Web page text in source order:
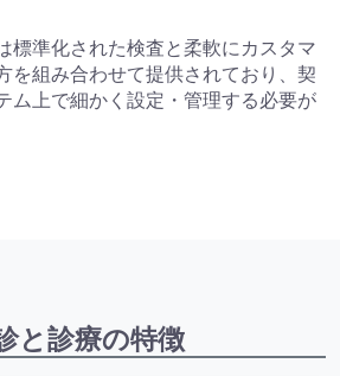
準化された検査と柔軟にカスタマ
を組み合わせて提供されており、契
ム上で細かく設定・管理する必要が
と診療の特徴